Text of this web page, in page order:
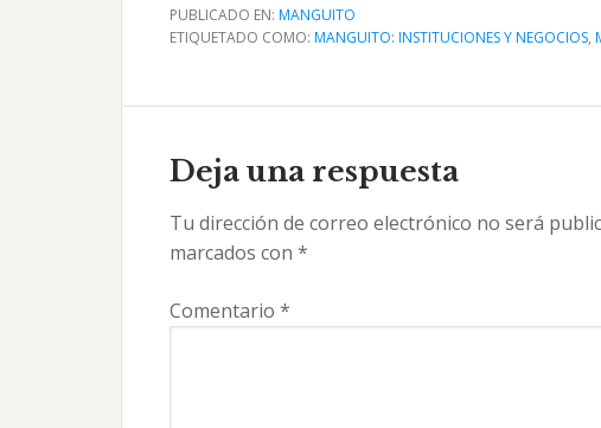
PUBLICADO EN: MANGUITO
ETIQUETADO COMO: MANGUITO: INSTITUCIONES Y NEGOCIOS,
con
los
lectores
Deja una respuesta
Tu dirección de correo electrónico no será
marcados con *
Comentario *